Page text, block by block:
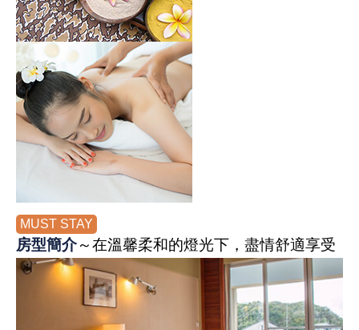
MUST STAY
房型簡介～在溫馨柔和的燈光下，盡情舒適享受